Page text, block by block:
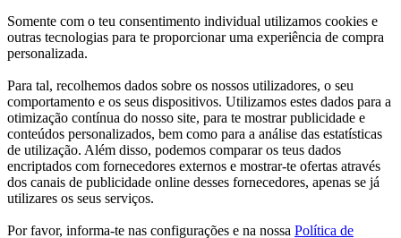
Somente com o teu consentimento individual utilizamos cookies e
outras tecnologias para te proporcionar uma experiência de compra
personalizada.
Para tal, recolhemos dados sobre os nossos utilizadores, o seu
comportamento e os seus dispositivos. Utilizamos estes dados para a
otimização contínua do nosso site, para te mostrar publicidade e
conteúdos personalizados, bem como para a análise das estatísticas
de utilização. Além disso, podemos comparar os teus dados
encriptados com fornecedores externos e mostrar-te ofertas através
dos canais de publicidade online desses fornecedores, apenas se já
utilizares os seus serviços.
Por favor, informa-te nas configurações e na nossa Política de